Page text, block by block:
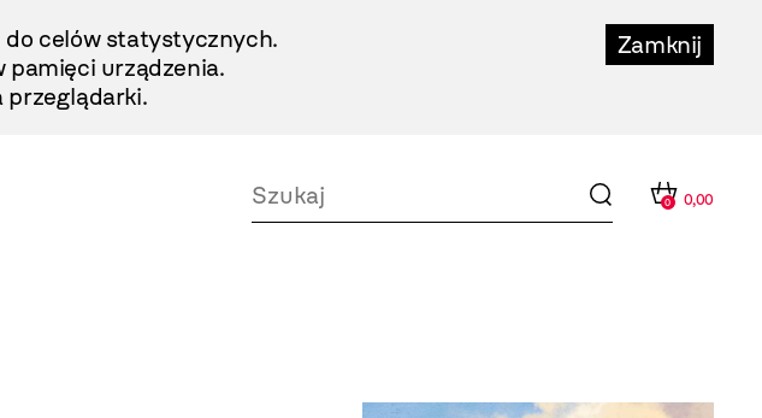
Zamknij
do celów statystycznych.
pamięci urządzenia.
przeglądarki.
0 0,00